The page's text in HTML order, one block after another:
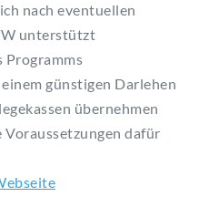
nach eventuellen
unterstützt
Programms
günstigen Darlehen
übernehmen
Voraussetzungen dafür